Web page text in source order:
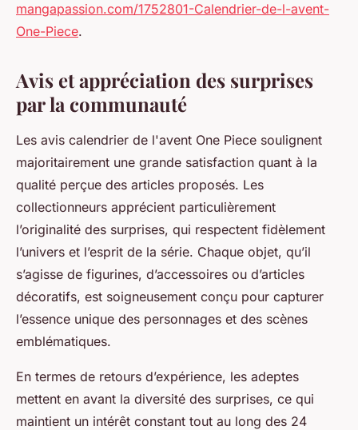
mangapassion.com/1752801-Calendrier-de-l-avent-
One-Piece.
Avis et appréciation des surprises
par la communauté
Les avis calendrier de l'avent One Piece soulignent
majoritairement une grande satisfaction quant à la
qualité perçue des articles proposés. Les
collectionneurs apprécient particulièrement
l’originalité des surprises, qui respectent fidèlement
l’univers et l’esprit de la série. Chaque objet, qu’il
s’agisse de figurines, d’accessoires ou d’articles
décoratifs, est soigneusement conçu pour capturer
l’essence unique des personnages et des scènes
emblématiques.
En termes de retours d’expérience, les adeptes
mettent en avant la diversité des surprises, ce qui
maintient un intérêt constant tout au long des 24